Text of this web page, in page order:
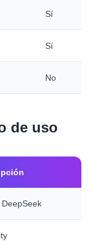
Sí
Sí
No
de uso